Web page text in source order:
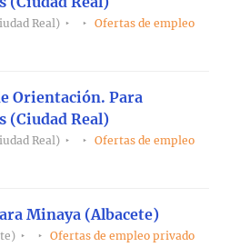
Real)
Ofertas de empleo
Orientación. Para
(Ciudad Real)
Real)
Ofertas de empleo
Minaya (Albacete)
Ofertas de empleo privado